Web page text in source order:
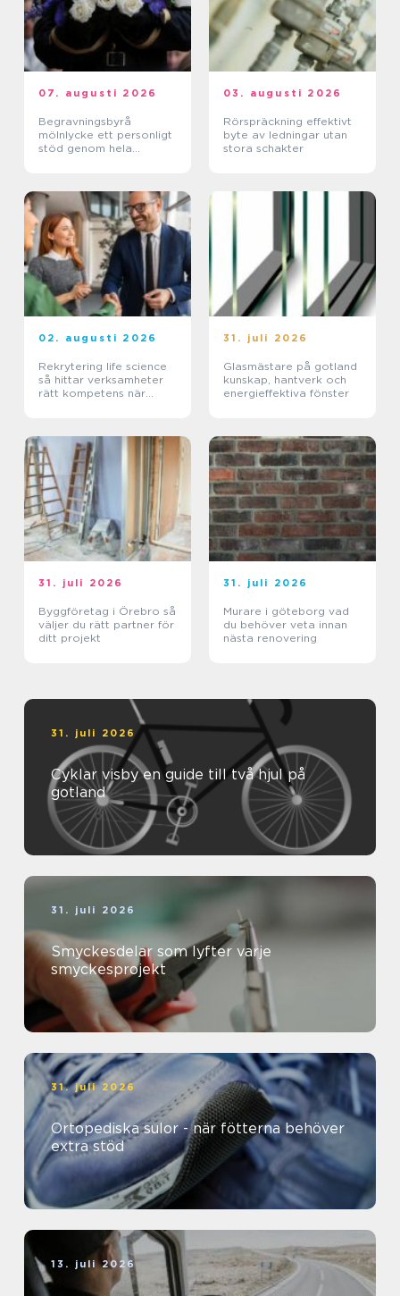
07. augusti 2026
Begravningsbyrå
mölnlycke ett personligt
stöd genom hela
03. augusti 2026
Rörspräckning effektivt
byte av ledningar utan
stora schakter
02. augusti 2026
Rekrytering life science
så hittar verksamheter
rätt kompetens när
31. juli 2026
Glasmästare på gotland
kunskap, hantverk och
energieffektiva fönster
31. juli 2026
Byggföretag i Örebro så
väljer du rätt partner för
ditt projekt
31. juli 2026
Murare i göteborg vad
du behöver veta innan
nästa renovering
31. juli 2026
Cyklar visby en guide till två hjul på
gotland
31. juli 2026
Smyckesdelar som lyfter varje
smyckesprojekt
31. juli 2026
Ortopediska sulor - när fötterna behöver
extra stöd
13. juli 2026